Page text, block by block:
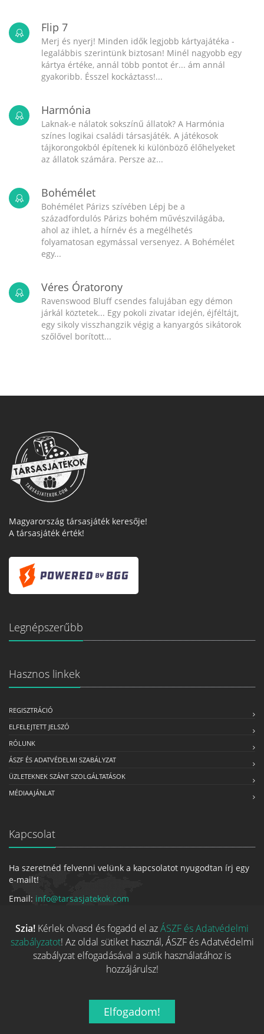
Flip 7
Merj és nyerj! Minden idők legjobb kártyajátéka -
legalábbis szerintünk biztosan! Minél nagyobb egy
kártya értéke, annál több pontot ér... ám annál
gyakoribb. Ésszel kockáztass!...
Harmónia
Laknak-e nálatok sokszínű állatok? A Harmónia
színes logikai családi társasjáték. A játékosok
tájkorongokból építenek ki különböző élőhelyeket
az állatok számára. Persze az...
Bohémélet
Bohémélet Párizs szívében Lépj be a
századfordulós Párizs bohém művészvilágába,
ahol az ihlet, a hírnév és a megélhetés
folyamatosan egymással versenyez. A Bohémélet
egy...
Véres Óratorony
Ravenswood Bluff csendes falujában egy démon
járkál köztetek... Egy pokoli zivatar idején, éjféltájt,
egy sikoly visszhangzik végig a kanyargós sikátorok
szőlővel borított...
Magyarország társasjáték keresője!
A társasjáték érték!
Legnépszerűbb
Hasznos linkek
REGISZTRÁCIÓ
ELFELEJTETT JELSZÓ
RÓLUNK
ÁSZF ÉS ADATVÉDELMI SZABÁLYZAT
ÜZLETEKNEK SZÁNT SZOLGÁLTATÁSOK
MÉDIAAJÁNLAT
Kapcsolat
Ha szeretnéd felvenni velünk a kapcsolatot nyugodtan írj egy
e-mailt!
Email: info@tarsasjatekok.com
Tarsasjatekok.com
2026 © Minden jog fenntarva.A játékokhoz kapcsolódó adatok
Szia! Kérlek olvasd és fogadd el azÁSZF és Adatvédelmi
szabályzatot! Az oldal sütiket használ, ÁSZF és Adatvédelmi
szabályzat elfogadásával a sütik használatához is
hozzájárulsz!
Elfogadom!